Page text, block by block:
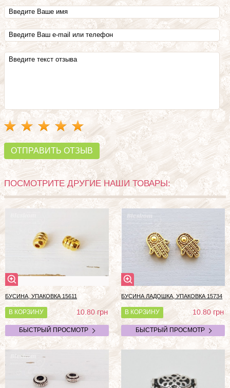
ОТПРАВИТЬ ОТЗЫВ
ПОСМОТРИТЕ ДРУГИЕ НАШИ ТОВАРЫ:
БУСИНА, УПАКОВКА 15611
В КОРЗИНУ 10.80грн
БЫСТРЫЙ ПРОСМОТР
БУСИНА ЛАДОШКА, УПАКОВКА 15734
В КОРЗИНУ 10.80грн
БЫСТРЫЙ ПРОСМОТР